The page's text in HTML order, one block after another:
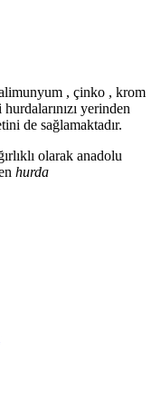
, çinko , krom
yerinden
de sağlamaktadır.
olarak anadolu
hurda